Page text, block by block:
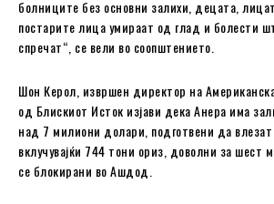
болниците без основни залихи, децата,
постарите лица умираат од глад и болести
спречат“, се вели во соопштението.
Шон Керол, извршен директор на
од Блискиот Исток изјави дека Анера има
над 7 милиони долари, подготвени да влезат
вклучувајќи 744 тони ориз, доволни за шест
се блокирани во Ашдод.